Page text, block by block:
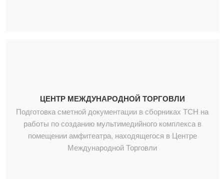
ЦЕНТР МЕЖДУНАРОДНОЙ ТОРГОВЛИ
Подготовка сметной документации в сборниках ТСН на
работы по созданию мультимедийного комплекса в
помещении амфитеатра, находящегося в Центре
Международной Торговли